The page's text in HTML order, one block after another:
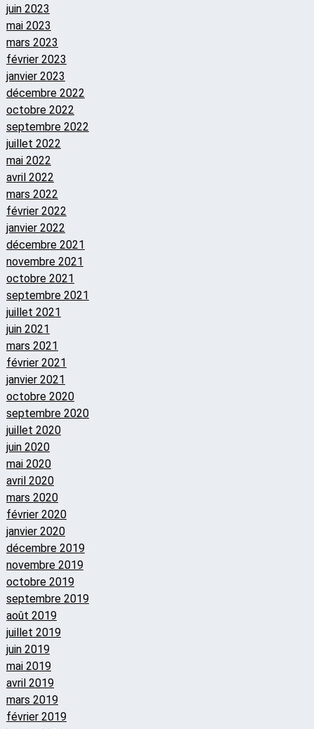
juin 2023
mai 2023
mars 2023
février 2023
janvier 2023
décembre 2022
octobre 2022
septembre 2022
juillet 2022
mai 2022
avril 2022
mars 2022
février 2022
janvier 2022
décembre 2021
novembre 2021
octobre 2021
septembre 2021
juillet 2021
juin 2021
mars 2021
février 2021
janvier 2021
octobre 2020
septembre 2020
juillet 2020
juin 2020
mai 2020
avril 2020
mars 2020
février 2020
janvier 2020
décembre 2019
novembre 2019
octobre 2019
septembre 2019
août 2019
juillet 2019
juin 2019
mai 2019
avril 2019
mars 2019
février 2019